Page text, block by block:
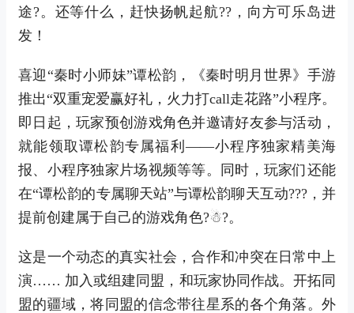
途?。还等什么，赶快扬帆起航??，向方可乐岛进
发！
喜迎“秦时小师妹”谭松韵，《秦时明月世界》手游
推出“双重宠爱赢好礼，火力打call走花路”小程序。
即日起，玩家预创游戏角色并邀请好友参与活动，
就能领取谭松韵专属福利——小程序独家精美海
报、小程序独家片场视频等等。同时，玩家们还能
在“谭松韵的专属聊天站”与谭松韵聊天互动???，并
提前创建属于自己的游戏角色?☃?。
这是一个动态的真实社会，合作和冲突在日常中上
演…… 加入或组建同盟，和玩家协同作战。开拓同
盟的疆域，将同盟的信念带往星系的各个角落。外